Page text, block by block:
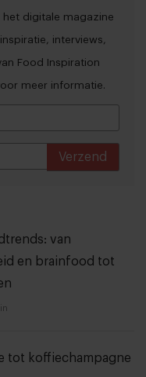
het digitale magazine
interviews,
Food Inspiration
meer informatie.
Verzend
van
en brainfood tot
tot koffiechampagne